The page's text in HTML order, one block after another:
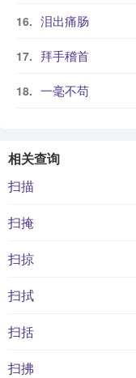
泪出痛肠
拜手稽首
一毫不苟
相关查询
扫描
扫掩
扫掠
扫拭
扫括
扫拂